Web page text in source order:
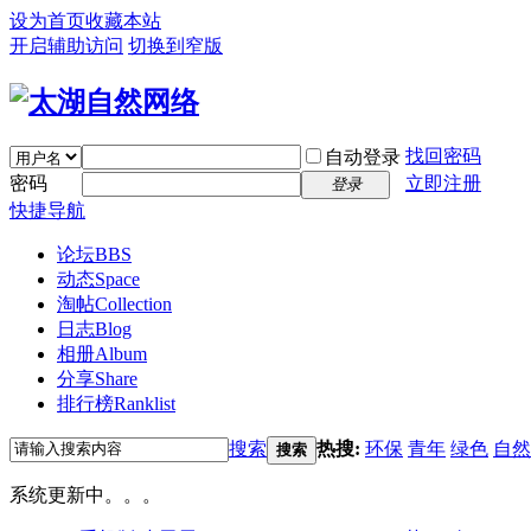
设为首页收藏本站
开启辅助访问 切换到窄版
自动登录 找回密码
密码
登录
立即注册
快捷导航
论坛BBS
动态Space
淘帖Collection
日志Blog
相册Album
分享Share
排行榜Ranklist
搜索 搜索 热搜: 环保 青年 绿色 自
系统更新中。。。